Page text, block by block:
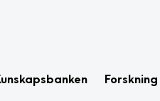
Forskning